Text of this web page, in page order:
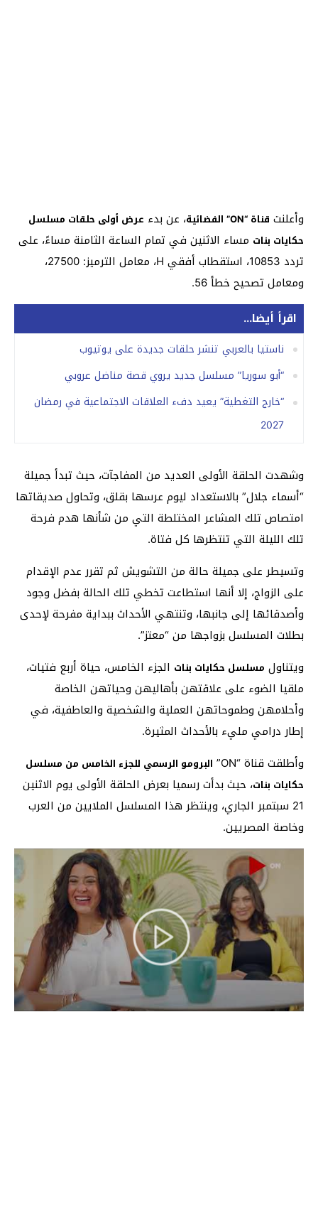
وأعلنت قناة “ON” الفضائية ، عن بدء عرض أولى حلقات مسلسل
حكايات بنات مساء الاثنين في تمام الساعة الثامنة مساءً، على
تردد 10853، استقطاب أفقي H، معامل الترميز: 27500،
ومعامل تصحيح خطأ 56.
اقرأ أيضا...
ناستيا بالعربي تنشر حلقات جديدة على يوتيوب
“أبو سوريا” مسلسل جديد يروي قصة مناضل عروبي
“خارج التغطية” يعيد دفء العلاقات الاجتماعية في رمضان
2027
وشهدت الحلقة الأولى العديد من المفاجآت، حيث تبدأ جميلة
“أسماء جلال” بالاستعداد ليوم عرسها بقلق، وتحاول صديقاتها
امتصاص تلك المشاعر المختلطة التي من شأنها هدم فرحة
تلك الليلة التي تنتظرها كل فتاة.
وتسيطر على جميلة حالة من التشويش ثم تقرر عدم الإقدام
على الزواج، إلا أنها استطاعت تخطي تلك الحالة بفضل وجود
وأصدقائها إلى جانبها، وتنتهي الأحداث ببداية مفرحة لإحدى
بطلات المسلسل بزواجها من “معتز”.
ويتناول مسلسل حكايات بنات الجزء الخامس، حياة أربع فتيات،
ملقيا الضوء على علاقتهن بأهاليهن وحياتهن الخاصة
وأحلامهن وطموحاتهن العملية والشخصية والعاطفية، في
إطار درامي مليء بالأحداث المثيرة.
وأطلقت قناة “ON”
البرومو الرسمي للجزء الخامس من مسلسل
حكايات بنات، حيث بدأت رسميا بعرض الحلقة الأولى يوم الاثنين
21 سبتمبر الجاري، وينتظر هذا المسلسل الملايين من العرب
وخاصة المصريين.